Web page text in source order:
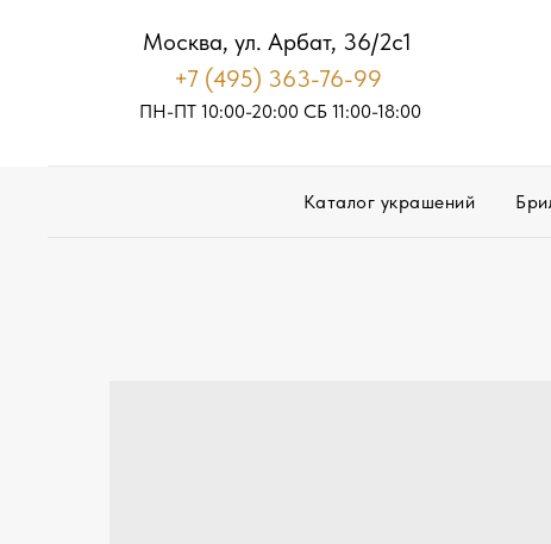
Москва, ул. Арбат, 36/2с1
+7 (495) 363-76-99
ПН-ПТ 10:00-20:00 СБ 11:00-18:00
Каталог украшений